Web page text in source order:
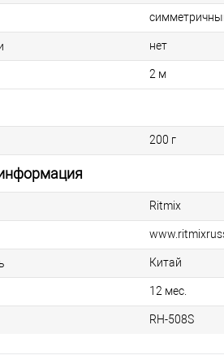
нет
2 м
200 г
Ritmix
Китай
12 мес.
RH-508S